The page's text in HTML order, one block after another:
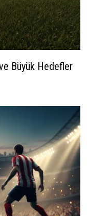
Büyük Hedefler